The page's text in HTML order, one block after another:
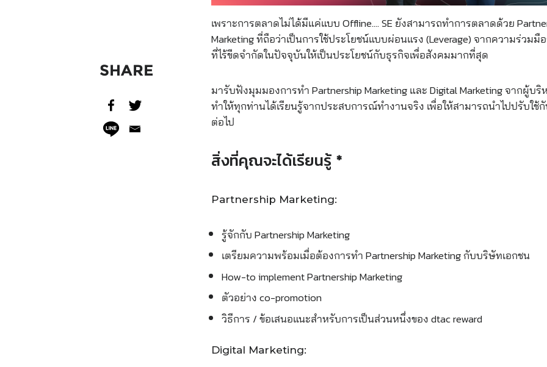
SHARE
เพราะการตลาดไม่ได้มีแค่แบบ Offline…. SE ยังสามารถทำการตลาดด้วย
Marketing ที่ถือว่าเป็นการใช้ประโยชน์แบบผ่อนแรง (Leverage) จากความร่วม
ที่ไร้ขีดจำกัดในปัจจุบันให้เป็นประโยชน์กับธุรกิจเพื่อสังคมมากที่สุด
มารับฟังมุมมองการทำ Partnership Marketing และ Digital Marketing จากผู้บ
ทำให้ทุกท่านได้เรียนรู้จากประสบการณ์ทำงานจริง เพื่อให้สามารถนำไปปรับใช้
ต่อไป
สิ่งที่คุณจะได้เรียนรู้ *
Partnership Marketing:
รู้จักกับ Partnership Marketing
เตรียมความพร้อมเมื่อต้องการทำ Partnership Marketing กับบริษัทเอกชน
How-to implement Partnership Marketing
ตัวอย่าง co-promotion
วิธีการ / ข้อเสนอแนะสำหรับการเป็นส่วนหนึ่งของ dtac reward
Digital Marketing: